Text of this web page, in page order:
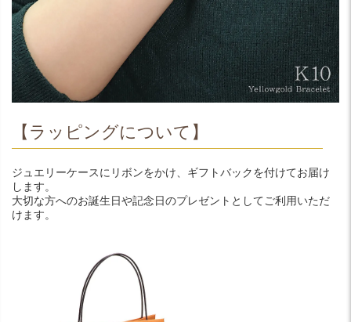
【ラッピングについて】
ジュエリーケースにリボンをかけ、ギフトバックを付けてお届け
します。
大切な方へのお誕生日や記念日のプレゼントとしてご利用いただ
けます。